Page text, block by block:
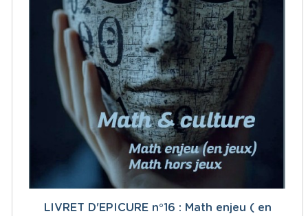
LIVRET D'EPICURE n°16 : Math enjeu ( en